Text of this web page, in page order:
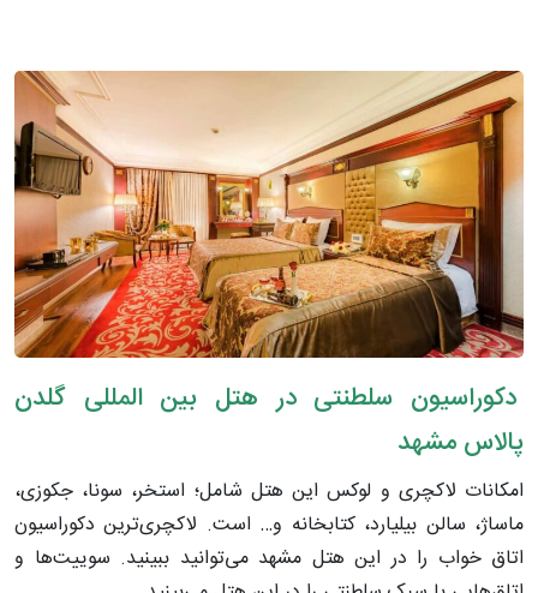
دکوراسیون سلطنتی در هتل بین المللی گلدن
پالاس مشهد
امکانات لاکچری و لوکس این هتل شامل؛ استخر، سونا، جکوزی،
ماساژ، سالن بیلیارد، کتابخانه و… است. لاکچری‌ترین دکوراسیون
اتاق خواب را در این هتل مشهد می‌توانید ببینید. سوییت‌ها و